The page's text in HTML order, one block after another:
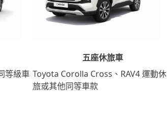
等級車
五座休旅車
Toyota Corolla Cross、RAV4 運動休
旅或其他同等車款